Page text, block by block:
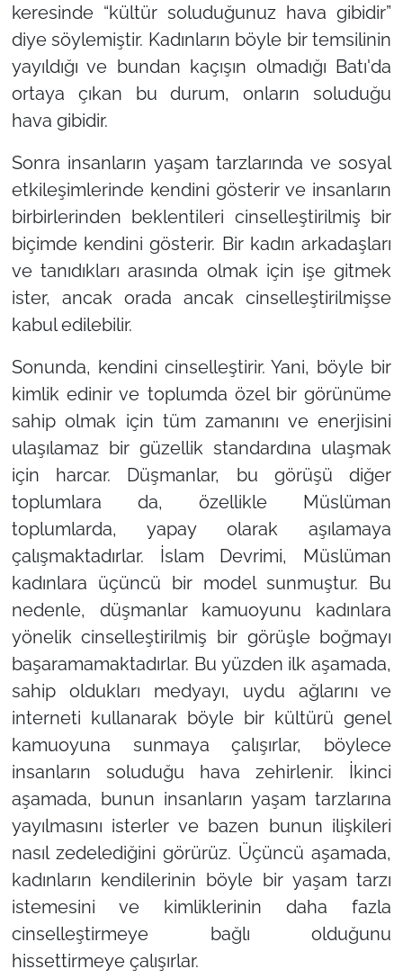
keresinde “kültür soluduğunuz hava gibidir”
diye söylemiştir. Kadınların böyle bir temsilinin
yayıldığı ve bundan kaçışın olmadığı Batı'da
ortaya çıkan bu durum, onların soluduğu
hava gibidir.
Sonra insanların yaşam tarzlarında ve sosyal
etkileşimlerinde kendini gösterir ve insanların
birbirlerinden beklentileri cinselleştirilmiş bir
biçimde kendini gösterir. Bir kadın arkadaşları
ve tanıdıkları arasında olmak için işe gitmek
ister, ancak orada ancak cinselleştirilmişse
kabul edilebilir.
Sonunda, kendini cinselleştirir. Yani, böyle bir
kimlik edinir ve toplumda özel bir görünüme
sahip olmak için tüm zamanını ve enerjisini
ulaşılamaz bir güzellik standardına ulaşmak
için harcar. Düşmanlar, bu görüşü diğer
toplumlara da, özellikle Müslüman
toplumlarda, yapay olarak aşılamaya
çalışmaktadırlar. İslam Devrimi, Müslüman
kadınlara üçüncü bir model sunmuştur. Bu
nedenle, düşmanlar kamuoyunu kadınlara
yönelik cinselleştirilmiş bir görüşle boğmayı
başaramamaktadırlar. Bu yüzden ilk aşamada,
sahip oldukları medyayı, uydu ağlarını ve
interneti kullanarak böyle bir kültürü genel
kamuoyuna sunmaya çalışırlar, böylece
insanların soluduğu hava zehirlenir. İkinci
aşamada, bunun insanların yaşam tarzlarına
yayılmasını isterler ve bazen bunun ilişkileri
nasıl zedelediğini görürüz. Üçüncü aşamada,
kadınların kendilerinin böyle bir yaşam tarzı
istemesini ve kimliklerinin daha fazla
cinselleştirmeye bağlı olduğunu
hissettirmeye çalışırlar.